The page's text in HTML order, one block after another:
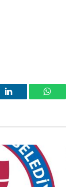
LinkedIn